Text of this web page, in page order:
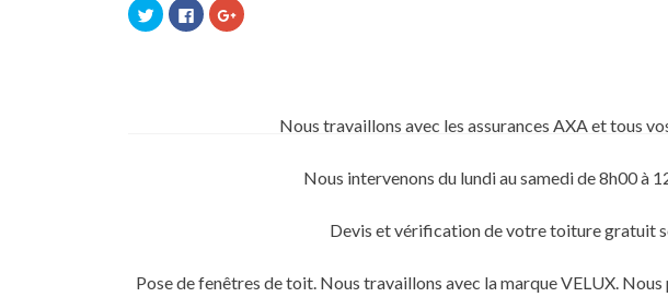
Cliquez
pour
partager
Cliquez
pour
partager
Cliquez
pour
fenêtre)Nous travaillons avec les assurances AXA et tous
Nous intervenons du lundi au samedi de 8h00 à
Devis et vérification de votre toiture gratuit
Pose de fenêtres de toit. Nous travaillons avec la marque VELUX.